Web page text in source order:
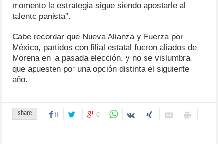
momento la estrategia sigue siendo apostarle al
talento panista”.
Cabe recordar que Nueva Alianza y Fuerza por
México, partidos con filial estatal fueron aliados de
Morena en la pasada elección, y no se vislumbra
que apuesten por una opción distinta el siguiente
año.
share 0 0